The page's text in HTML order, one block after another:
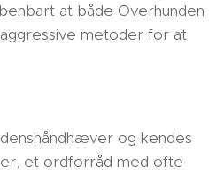
at både Overhunden
metoder for at
og kendes
et ordforråd med ofte